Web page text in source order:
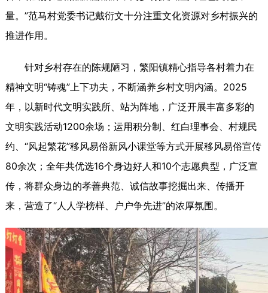
量。”范马村党委书记戴衍文十分注重文化资源对乡村振兴的
推进作用。
针对乡村存在的陈规陋习，繁阳镇精心指导各村着力在
精神文明“铸魂”上下功夫，不断涵养乡村文明内涵。2025
年，以新时代文明实践所、站为阵地，广泛开展丰富多彩的
文明实践活动1200余场；运用积分制、红白理事会、村规民
约、“风起繁花”移风易俗新风小课堂等方式开展移风易俗宣传
80余次；全年共优选16个身边好人和10个志愿典型，广泛宣
传，将群众身边的孝善典范、诚信故事挖掘出来、传播开
来，营造了“人人学榜样、户户争先进”的浓厚氛围。